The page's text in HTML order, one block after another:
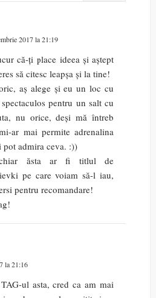
2017 la 21:19
că-ți place ideea și aștept
să citesc leapșa și la tine!
aș alege și eu un loc cu
pentru un salt cu
nu orice, deși mă întreb
ar mai permite adrenalina
pot admira ceva. :))
ăsta ar fi titlul de
pe care voiam să-l iau,
pentru recomandare!
la 21:16
ul asta, cred ca am mai